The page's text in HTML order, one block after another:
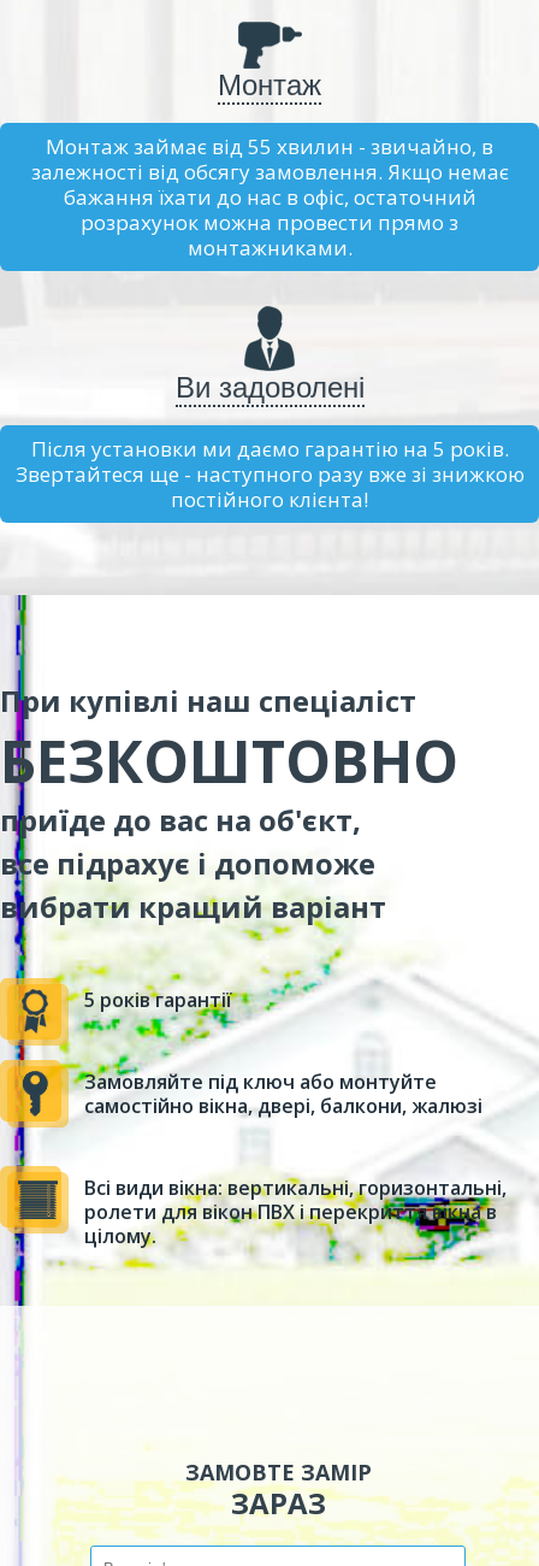
Монтаж
Монтаж займає від 55 хвилин - звичайно, в
залежності від обсягу замовлення. Якщо немає
бажання їхати до нас в офіс, остаточний
розрахунок можна провести прямо з
монтажниками.
Ви задоволені
Після установки ми даємо гарантію на 5 років.
Звертайтеся ще - наступного разу вже зі знижкою
постійного клієнта!
При купівлі наш спеціаліст
БЕЗКОШТОВНО
приїде до вас на об'єкт,
все підрахує і допоможе
вибрати кращий варіант
5 років гарантії
Замовляйте під ключ або монтуйте
самостійно вікна, двері, балкони, жалюзі
Всі види вікна: вертикальні, горизонтальні,
ролети для вікон ПВХ і перекриття вікна в
цілому.
ЗАМОВТЕ ЗАМІР
ЗАРАЗ